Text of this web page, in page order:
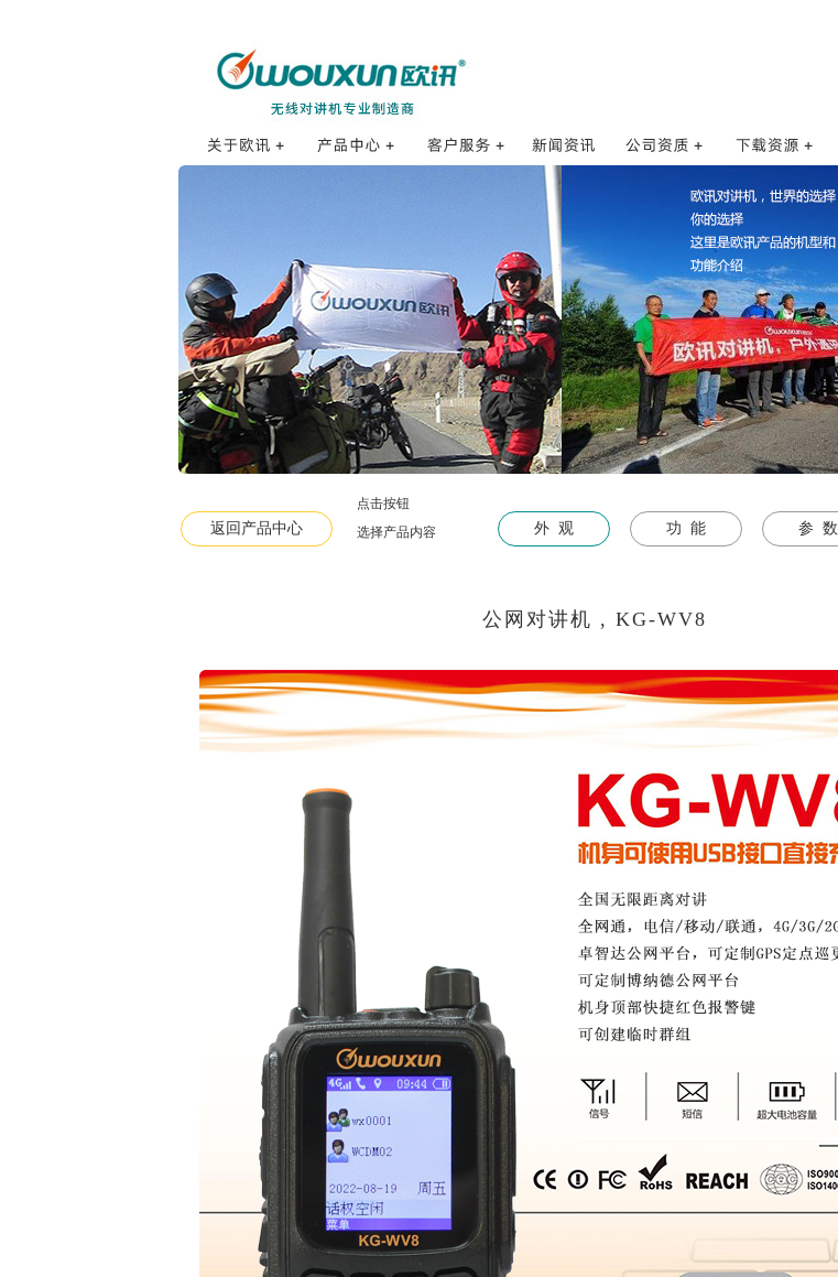
招贤纳士
企业荣誉
研发体系
质量控制
数字对讲机
公网对讲机
业余对讲机
专业对讲机
车载对讲机
配件集合
查看所有产品
售后服务
使用体验
防伪查询
常见问题FAQ
核准证代码
软件和说明书
写频方法
对讲机亚音表
返回产品中心
点击按钮
选择产品内容
外 观 功 能 参 数
公网对讲机 , KG-WV8